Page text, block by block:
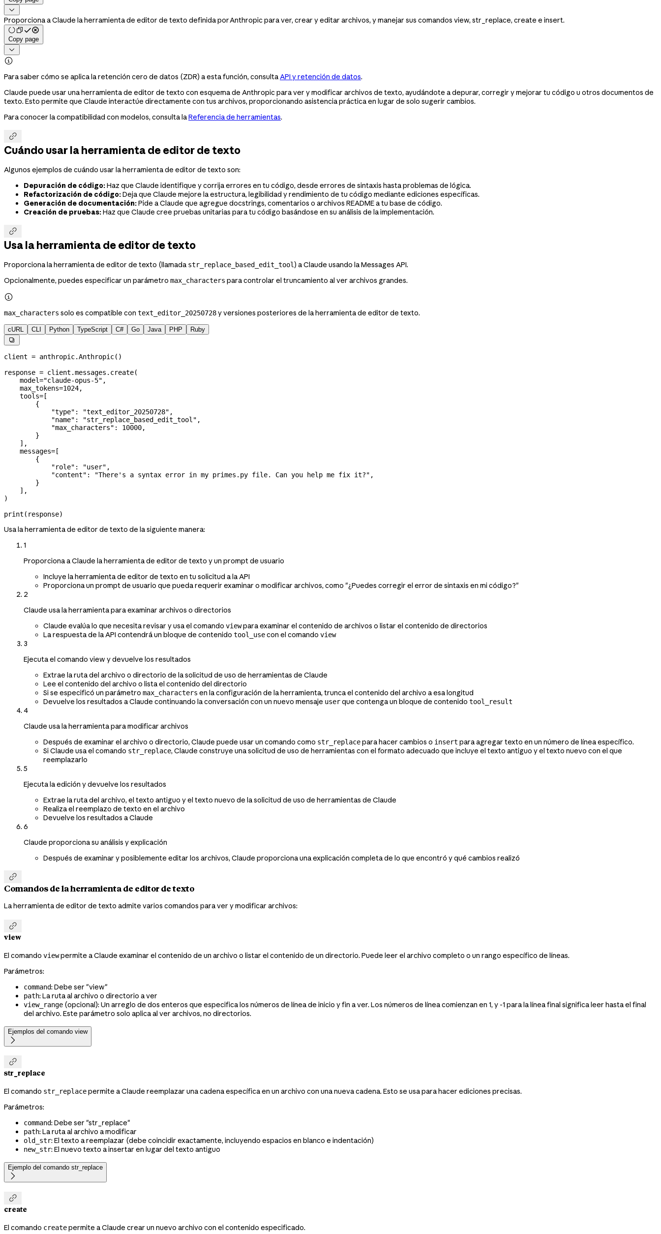

Proporciona a Claude la herramienta de editor de texto definida por Anthropic para ver, crear y editar archivos, y manejar sus comandos view, str_replace, create e insert.
Copy page


Para saber cómo se aplica la retención cero de datos (ZDR) a esta función, consultaAPI y retención de datos.
Claude puede usar una herramienta de editor de texto con esquema de Anthropic para ver y modificar archivos de texto, ayudándote a depurar, corregir y mejorar tu código u otros documentos de
texto. Esto permite que Claude interactúe directamente con tus archivos, proporcionando asistencia práctica en lugar de solo sugerir cambios.
Para conocer la compatibilidad con modelos, consulta laReferencia de herramientas.

Cuándo usar la herramienta de editor de texto
Algunos ejemplos de cuándo usar la herramienta de editor de texto son:
Depuración de código:Haz que Claude identifique y corrija errores en tu código, desde errores de sintaxis hasta problemas de lógica.
Refactorización de código:Deja que Claude mejore la estructura, legibilidad y rendimiento de tu código mediante ediciones específicas.
Generación de documentación:Pide a Claude que agregue docstrings, comentarios o archivos README a tu base de código.
Creación de pruebas:Haz que Claude cree pruebas unitarias para tu código basándose en su análisis de la implementación.

Usa la herramienta de editor de texto
Proporciona la herramienta de editor de texto (llamada str_replace_based_edit_tool) a Claude usando la Messages API.
Opcionalmente, puedes especificar un parámetro max_characters para controlar el truncamiento al ver archivos grandes.

max_characters solo es compatible con text_editor_20250728y versiones posteriores de la herramienta de editor de texto.
cURL CLI Python TypeScript C# Go Java PHP Ruby

client = anthropic.Anthropic()
response = client.messages.create(
    model
="claude-opus-5" ,
    max_tokens
=1024,
    tools
=[
        {
            "type"
: "text_editor_20250728" ,
            "name"
: "str_replace_based_edit_tool" ,
            "max_characters"
: 10000,
        }
    ],
    messages
=[
        {
            "role"
: "user" ,
            "content"
: "There's a syntax error in my primes.py file. Can you help me fix it?" ,
        }
    ],
)
print (response)
Usa la herramienta de editor de texto de la siguiente manera:
1
Proporciona a Claude la herramienta de editor de texto y un prompt de usuario
Incluye la herramienta de editor de texto en tu solicitud a la API
Proporciona un prompt de usuario que pueda requerir examinar o modificar archivos, como "¿Puedes corregir el error de sintaxis en mi código?"
2
Claude usa la herramienta para examinar archivos o directorios
Claude evalúa lo que necesita revisar y usa el comando viewpara examinar el contenido de archivos o listar el contenido de directorios
La respuesta de la API contendrá un bloque de contenido tool_usecon el comando view
3
Ejecuta el comando view y devuelve los resultados
Extrae la ruta del archivo o directorio de la solicitud de uso de herramientas de Claude
Lee el contenido del archivo o lista el contenido del directorio
Si se especificó un parámetro max_characters en la configuración de la herramienta, trunca el contenido del archivo a esa longitud
Devuelve los resultados a Claude continuando la conversación con un nuevo mensaje userque contenga un bloque de contenido tool_result
4
Claude usa la herramienta para modificar archivos
Después de examinar el archivo o directorio, Claude puede usar un comando como str_replacepara hacer cambios o insert para agregar texto en un número de línea específico.
Si Claude usa el comando str_replace, Claude construye una solicitud de uso de herramientas con el formato adecuado que incluye el texto antiguo y el texto nuevo con el que
reemplazarlo
5
Ejecuta la edición y devuelve los resultados
Extrae la ruta del archivo, el texto antiguo y el texto nuevo de la solicitud de uso de herramientas de Claude
Realiza el reemplazo de texto en el archivo
Devuelve los resultados a Claude
6
Claude proporciona su análisis y explicación
Después de examinar y posiblemente editar los archivos, Claude proporciona una explicación completa de lo que encontró y qué cambios realizó

Comandos de la herramienta de editor de texto
La herramienta de editor de texto admite varios comandos para ver y modificar archivos:

view
El comando viewpermite a Claude examinar el contenido de un archivo o listar el contenido de un directorio. Puede leer el archivo completo o un rango específico de líneas.
Parámetros:
command: Debe ser "view"
path: La ruta al archivo o directorio a ver
view_range (opcional): Un arreglo de dos enteros que especifica los números de línea de inicio y fin a ver. Los números de línea comienzan en 1, y -1 para la línea final significa leer hasta el final
del archivo. Este parámetro solo aplica al ver archivos, no directorios.
Ejemplos del comando view


str_replace
El comando str_replacepermite a Claude reemplazar una cadena específica en un archivo con una nueva cadena. Esto se usa para hacer ediciones precisas.
Parámetros:
command: Debe ser "str_replace"
path: La ruta al archivo a modificar
old_str: El texto a reemplazar (debe coincidir exactamente, incluyendo espacios en blanco e indentación)
new_str: El nuevo texto a insertar en lugar del texto antiguo
Ejemplo del comando str_replace


create
El comando createpermite a Claude crear un nuevo archivo con el contenido especificado.